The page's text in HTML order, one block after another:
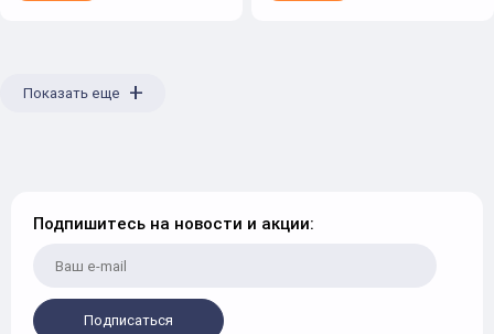
Показать еще +
Подпишитесь на новости и акции:
Подписаться